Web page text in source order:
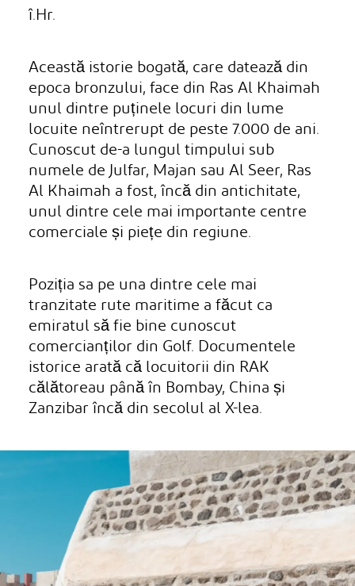
î.Hr.
Această istorie bogată, care datează din
epoca bronzului, face din Ras Al Khaimah
unul dintre puținele locuri din lume
locuite neîntrerupt de peste 7.000 de ani.
Cunoscut de-a lungul timpului sub
numele de Julfar, Majan sau Al Seer, Ras
Al Khaimah a fost, încă din antichitate,
unul dintre cele mai importante centre
comerciale și piețe din regiune.
Poziția sa pe una dintre cele mai
tranzitate rute maritime a făcut ca
emiratul să fie bine cunoscut
comercianților din Golf. Documentele
istorice arată că locuitorii din RAK
călătoreau până în Bombay, China și
Zanzibar încă din secolul al X-lea.